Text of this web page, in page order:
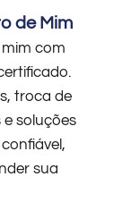
de Mim
com
troca de
soluções
sua